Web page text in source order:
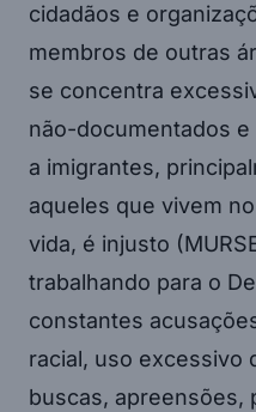
cidadãos e
membros de outras
se concentra
não-documentados
a imigrantes,
aqueles que vivem
vida, é injusto
trabalhando para o
constantes
racial, uso excessivo
buscas, apreensões,